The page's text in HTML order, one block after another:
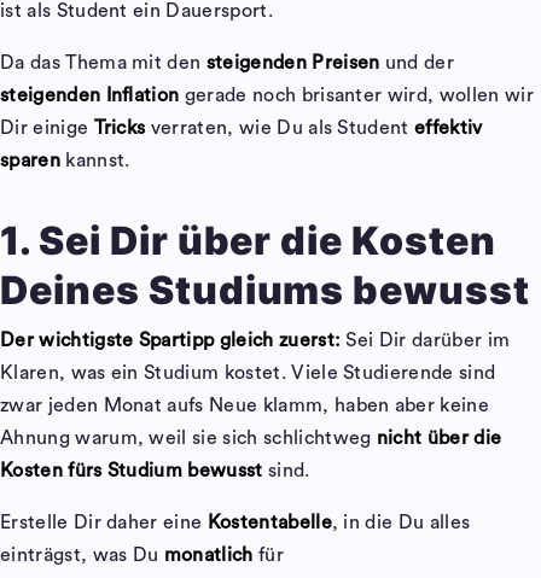
ist als Student ein Dauersport.
Da das Thema mit den steigenden Preisen und der
steigenden Inflation gerade noch brisanter wird, wollen wir
Dir einige Tricksverraten, wie Du als Studenteffektiv
sparenkannst.
1. Sei Dir über die Kosten
Deines Studiums bewusst
Der wichtigste Spartipp gleich zuerst: Sei Dir darüber im
Klaren, was ein Studium kostet. Viele Studierende sind
zwar jeden Monat aufs Neue klamm, haben aber keine
Ahnung warum, weil sie sich schlichtweg nicht über die
Kosten fürs Studium bewusst sind.
Erstelle Dir daher eine Kostentabelle, in die Du alles
einträgst, was Du monatlich für